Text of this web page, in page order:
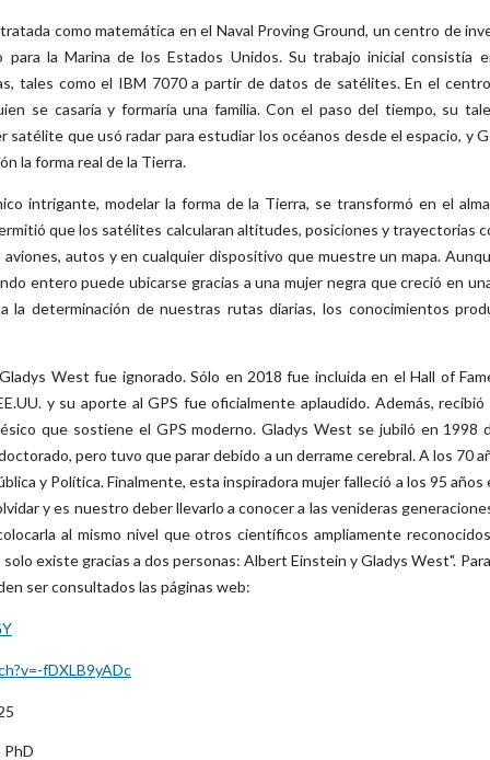
como matemática en el Naval Proving Ground, un centro de
la Marina de los Estados Unidos. Su trabajo inicial consistía
tales como el IBM 7070 a partir de datos de satélites. En el
se casaría y formaría una familia. Con el paso del tiempo, su
satélite que usó radar para estudiar los océanos desde el espacio, y
la forma real de la Tierra.
intrigante, modelar la forma de la Tierra, se transformó en el
que los satélites calcularan altitudes, posiciones y trayectorias
autos y en cualquier dispositivo que muestre un mapa.
entero puede ubicarse gracias a una mujer negra que creció en
la determinación de nuestras rutas diarias, los conocimientos
West fue ignorado. Sólo en 2018 fue incluida en el Hall of
y su aporte al GPS fue oficialmente aplaudido. Además,
que sostiene el GPS moderno. Gladys West se jubiló en 1998
pero tuvo que parar debido a un derrame cerebral. A los 70
y Política. Finalmente, esta inspiradora mujer falleció a los 95
y es nuestro deber llevarlo a conocer a las venideras
al mismo nivel que otros científicos ampliamente
existe gracias a dos personas: Albert Einstein y Gladys West".
ser consultados las páginas web:
fDXLB9yADc
PhD